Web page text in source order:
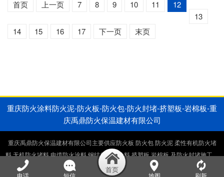
首页 上一页 7 8 9 10 11
12
13
14
15 16 17 下一页 末页
重庆防火涂料防火泥-防火板-防火包-防火封堵-挤塑板-岩棉板-重
庆禹鼎防火保温建材有限公司
重庆禹鼎防火保温建材有限公司主要供应防火板 防火包 防火泥 柔性有机防火堵
料 无机防火堵料 电缆防火涂料 钢结构防火涂料 挤塑板 岩棉板 及防火封堵施工，
电缆井防火封堵施工，桥架防火封堵施工。生产销售一体厂家直供。
电话
短信 地图 刷新